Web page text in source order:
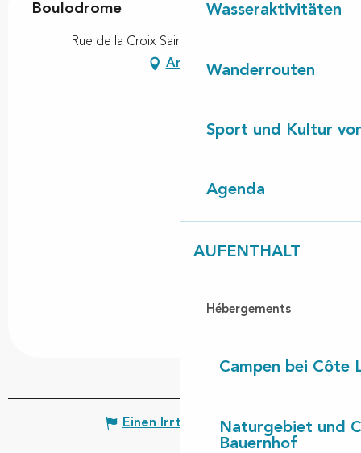
Wasseraktivitäten
Wanderrouten
Sport und Kultur
Agenda
AUFENTHALT
Hébergements
Campen bei Côte
Naturgebiet und
Bauernhof
Boulodrome
Rue de la Croix Saint-Marc, 40260 Taller
Anfahrt
Einen Irrtum angeben